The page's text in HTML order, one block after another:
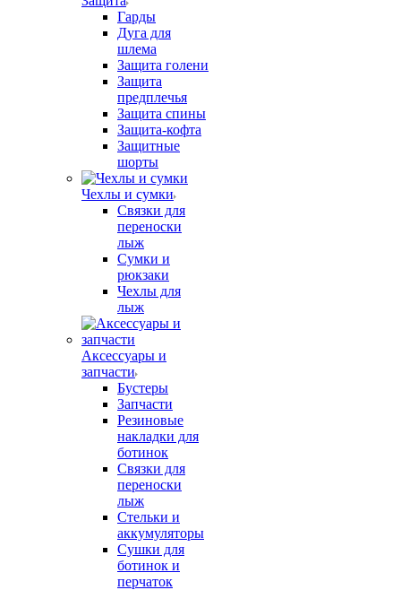
Гарды
Дуга для
шлема
Защита голени
Защита
предплечья
Защита спины
Защита-кофта
Защитные
шорты
Чехлы и сумки
Связки для
переноски
лыж
Сумки и
рюкзаки
Чехлы для
лыж
Аксессуары и
запчасти
Бустеры
Запчасти
Резиновые
накладки для
ботинок
Связки для
переноски
лыж
Стельки и
аккумуляторы
Сушки для
ботинок и
перчаток